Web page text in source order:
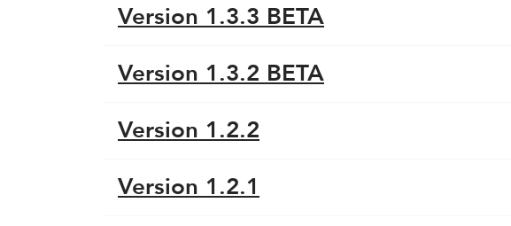
Version 1.3.3 BETA
Version 1.3.2 BETA
Version 1.2.2
Version 1.2.1